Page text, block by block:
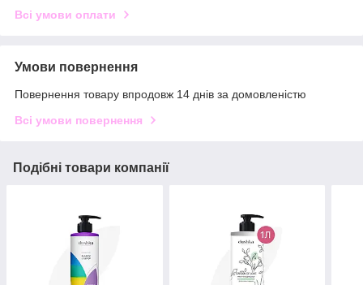
Всі умови оплати
Умови повернення
Повернення товару впродовж 14 днів за домовленістю
Всі умови повернення
Подібні товари компанії